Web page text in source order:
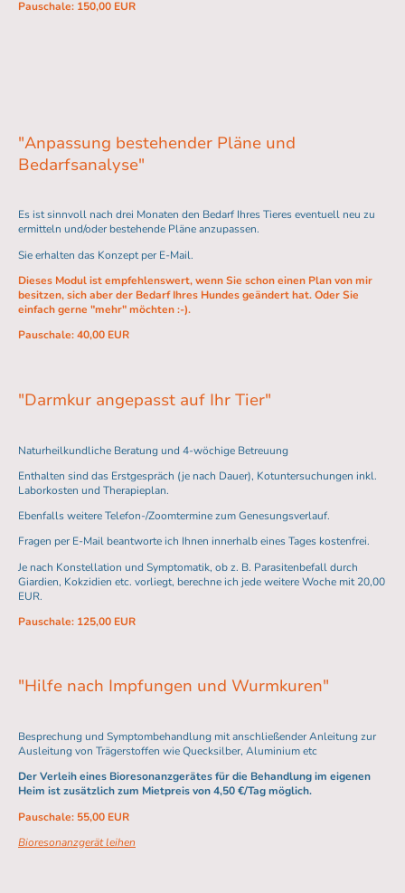
Pauschale: 150,00 EUR
"Anpassung bestehender Pläne und
Bedarfsanalyse"
Es ist sinnvoll nach drei Monaten den Bedarf Ihres Tieres eventuell neu zu
ermitteln und/oder bestehende Pläne anzupassen.
Sie erhalten das Konzept per E-Mail.
Dieses Modul ist empfehlenswert, wenn Sie schon einen Plan von mir
besitzen, sich aber der Bedarf Ihres Hundes geändert hat. Oder Sie
einfach gerne "mehr" möchten :-).
Pauschale: 40,00 EUR
"Darmkur angepasst auf Ihr Tier"
Naturheilkundliche Beratung und 4-wöchige Betreuung
Enthalten sind das Erstgespräch (je nach Dauer), Kotuntersuchungen inkl.
Laborkosten und Therapieplan.
Ebenfalls weitere Telefon-/Zoomtermine zum Genesungsverlauf.
Fragen per E-Mail beantworte ich Ihnen innerhalb eines Tages kostenfrei.
Je nach Konstellation und Symptomatik, ob z. B. Parasitenbefall durch
Giardien, Kokzidien etc. vorliegt, berechne ich jede weitere Woche mit 20,00
EUR.
Pauschale: 125,00 EUR
"Hilfe nach Impfungen und Wurmkuren"
Besprechung und Symptombehandlung mit anschließender Anleitung zur
Ausleitung von Trägerstoffen wie Quecksilber, Aluminium etc
Der Verleih eines Bioresonanzgerätes für die Behandlung im eigenen
Heim ist zusätzlich zum Mietpreis von 4,50 €/Tag möglich.
Pauschale: 55,00 EUR
Bioresonanzgerät leihen